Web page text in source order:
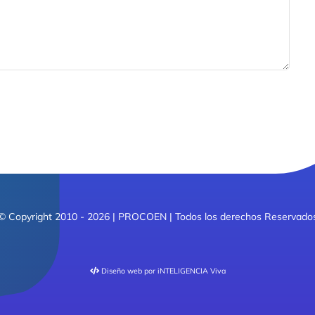
Copyright 2010 - 2026 | PROCOEN | Todos los derechos
Diseño webpor iNTELIGENCIA Viva